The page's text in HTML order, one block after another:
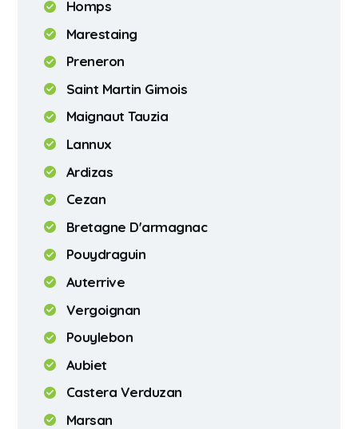
Homps
Marestaing
Preneron
Saint Martin Gimois
Maignaut Tauzia
Lannux
Ardizas
Cezan
Bretagne D'armagnac
Pouydraguin
Auterrive
Vergoignan
Pouylebon
Aubiet
Castera Verduzan
Marsan